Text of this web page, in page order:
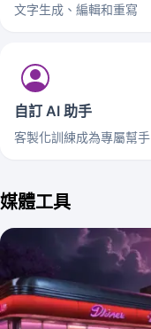
文字生成、編輯和重寫
自訂 AI 助手
客製化訓練成為專屬幫手
媒體工具